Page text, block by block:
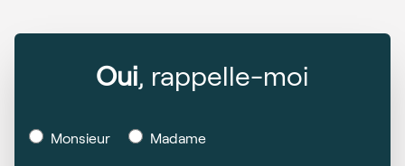
Oui, rappelle-moi
Monsieur Madame